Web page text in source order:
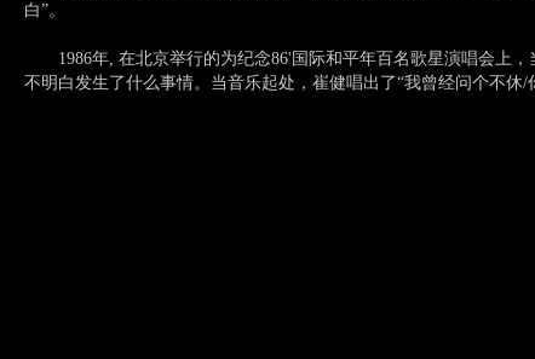
白”。
1986年, 在北京举行的为纪念86'国际和平年百名歌星演唱会上，
不明白发生了什么事情。当音乐起处，崔健唱出了“我曾经问个不